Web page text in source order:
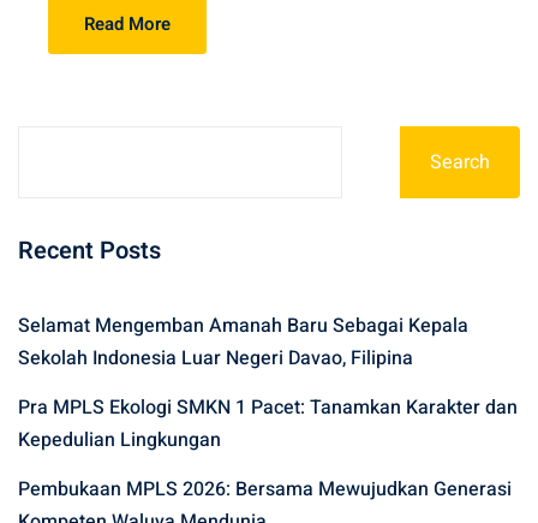
Read More
Search
Recent Posts
Selamat Mengemban Amanah Baru Sebagai Kepala
Sekolah Indonesia Luar Negeri Davao, Filipina
Pra MPLS Ekologi SMKN 1 Pacet: Tanamkan Karakter dan
Kepedulian Lingkungan
Pembukaan MPLS 2026: Bersama Mewujudkan Generasi